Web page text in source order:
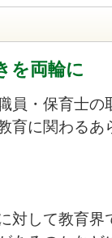
を両輪に
員・保育士の
育に関わる
対して教育界